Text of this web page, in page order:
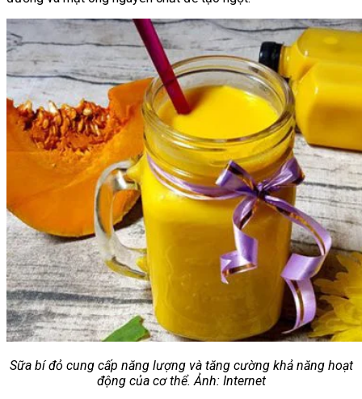
Sữa bí đỏ cung cấp năng lượng và tăng cường khả năng hoạt
động của cơ thể. Ảnh: Internet